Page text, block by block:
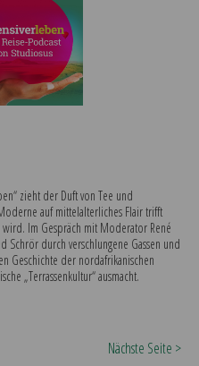
zieht der Duft von Tee und
auf mittelalterliches Flair trifft
wird. Im Gespräch mit Moderator René
Schrör durch verschlungene Gassen und
Geschichte der nordafrikanischen
„Terrassenkultur“ ausmacht.
Nächste Seite >